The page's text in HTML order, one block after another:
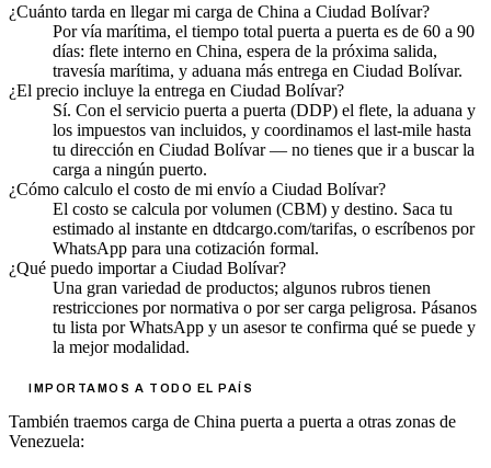
¿Cuánto tarda en llegar mi carga de China a Ciudad Bolívar?
Por vía marítima, el tiempo total puerta a puerta es de 60 a 90
días: flete interno en China, espera de la próxima salida,
travesía marítima, y aduana más entrega en Ciudad Bolívar.
¿El precio incluye la entrega en Ciudad Bolívar?
Sí. Con el servicio puerta a puerta (DDP) el flete, la aduana y
los impuestos van incluidos, y coordinamos el last-mile hasta
tu dirección en Ciudad Bolívar — no tienes que ir a buscar la
carga a ningún puerto.
¿Cómo calculo el costo de mi envío a Ciudad Bolívar?
El costo se calcula por volumen (CBM) y destino. Saca tu
estimado al instante en dtdcargo.com/tarifas, o escríbenos por
WhatsApp para una cotización formal.
¿Qué puedo importar a Ciudad Bolívar?
Una gran variedad de productos; algunos rubros tienen
restricciones por normativa o por ser carga peligrosa. Pásanos
tu lista por WhatsApp y un asesor te confirma qué se puede y
la mejor modalidad.
IMPORTAMOS A TODO EL PAÍS
También traemos carga de China puerta a puerta a otras zonas de
Venezuela: